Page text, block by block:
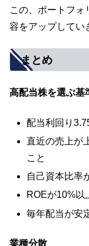
この、ポートフォ
容をアップしてい
まとめ
高配当株を選ぶ基
配当利回り
直近の売上が
こと
自己資本比率
ROEが10%以
毎年配当が安
業種分散